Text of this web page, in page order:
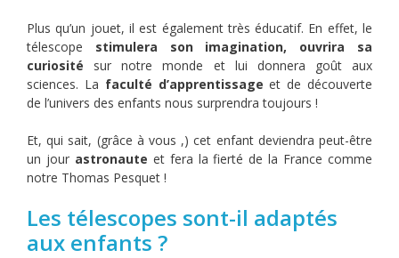
Plus qu’un jouet, il est également très éducatif. En effet, le
télescope stimulera son imagination, ouvrira sa
curiosité sur notre monde et lui donnera goût aux
sciences. La faculté d’apprentissage et de découverte
de l’univers des enfants nous surprendra toujours !
Et, qui sait, (grâce à vous ,) cet enfant deviendra peut-être
un jour astronaute et fera la fierté de la France comme
notre Thomas Pesquet ‍‍!
Les télescopes sont-il adaptés
aux enfants ?